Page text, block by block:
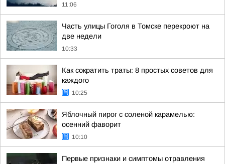
11:06
Часть улицы Гоголя в Томске перекроют на
две недели
10:33
Как сократить траты: 8 простых советов для
каждого
10:25
Яблочный пирог с соленой карамелью:
осенний фаворит
10:10
Первые признаки и симптомы отравления